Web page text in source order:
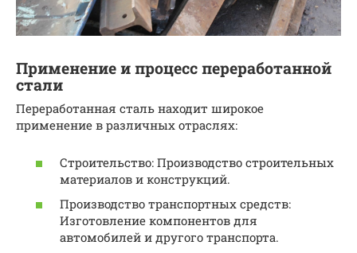
Применение и процесс переработанной
стали
Переработанная сталь находит широкое
применение в различных отраслях:
Строительство: Производство строительных
материалов и конструкций.
Производство транспортных средств:
Изготовление компонентов для
автомобилей и другого транспорта.